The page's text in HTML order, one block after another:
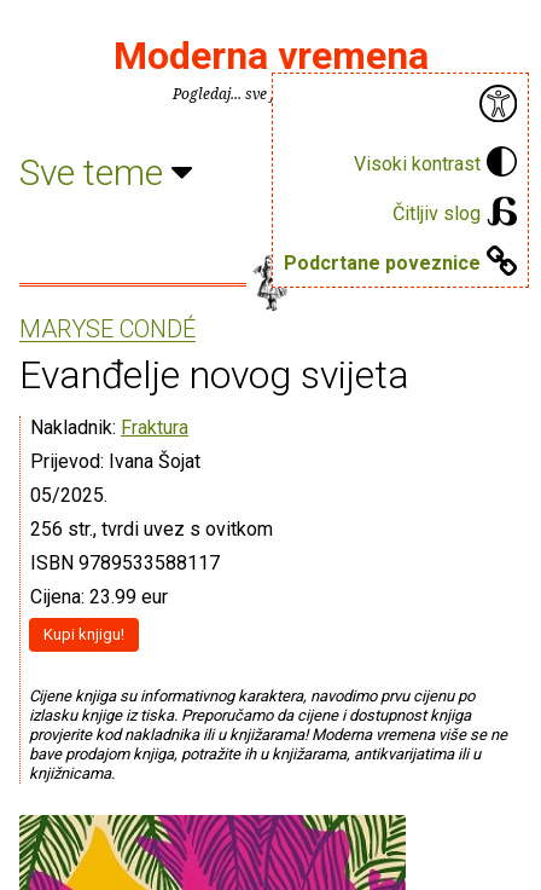
Visoki kontrast
Čitljiv slog
Podcrtane poveznice
Moderna vremena
Pogledaj... sve je puno knjiga.
Sve teme
MARYSE CONDÉ
Evanđelje novog svijeta
Nakladnik: Fraktura
Prijevod: Ivana Šojat
05/2025.
256 str., tvrdi uvez s ovitkom
ISBN 9789533588117
Cijena: 23.99 eur
Kupi knjigu!
Cijene knjiga su informativnog karaktera, navodimo prvu cijenu po
izlasku knjige iz tiska. Preporučamo da cijene i dostupnost knjiga
provjerite kod nakladnika ili u knjižarama! Moderna vremena više se ne
bave prodajom knjiga, potražite ih u knjižarama, antikvarijatima ili u
knjižnicama.